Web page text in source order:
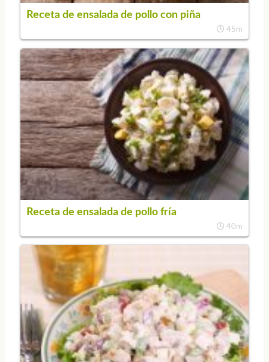
Receta de ensalada de pollo con piña
45m
Receta de ensalada de pollo fría
40m